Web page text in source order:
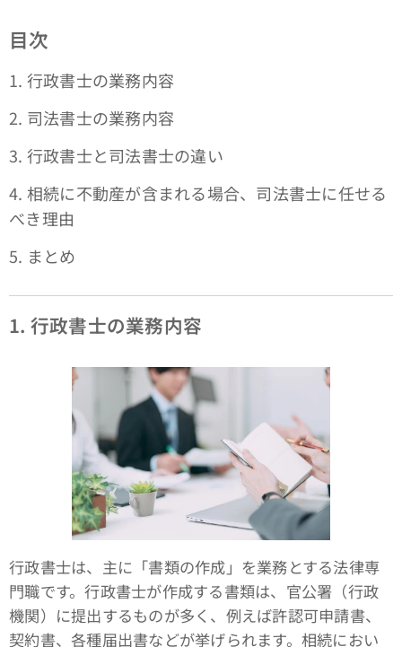
目次
1. 行政書士の業務内容
2. 司法書士の業務内容
3. 行政書士と司法書士の違い
4. 相続に不動産が含まれる場合、司法書士に任せる
べき理由
5. まとめ
1. 行政書士の業務内容
行政書士は、主に「書類の作成」を業務とする法律専
門職です。行政書士が作成する書類は、官公署（行政
機関）に提出するものが多く、例えば許認可申請書、
契約書、各種届出書などが挙げられます。相続におい